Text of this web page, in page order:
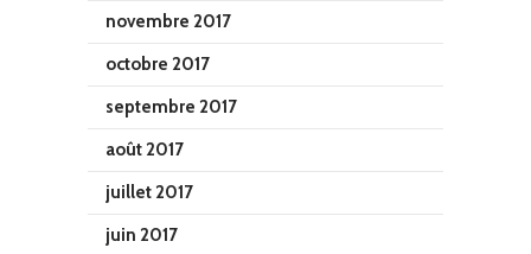
novembre 2017
octobre 2017
septembre 2017
août 2017
juillet 2017
juin 2017